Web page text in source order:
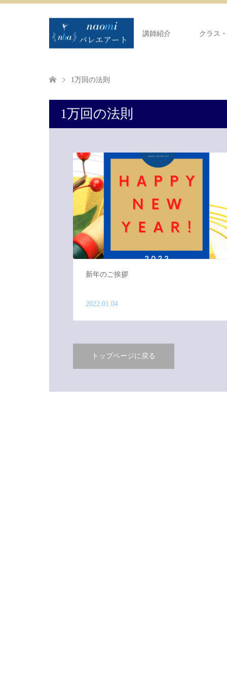
講師紹介 クラス
1万回の法則
1万回の法則
新年のご挨拶
2022.01.04
トップページに戻る